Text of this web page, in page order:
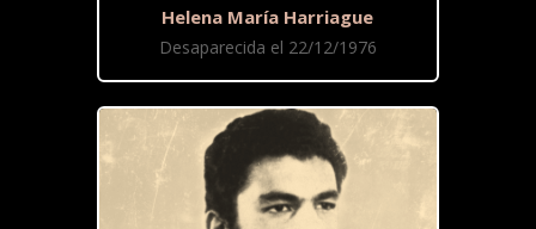
Helena María Harriague
Desaparecida el 22/12/1976